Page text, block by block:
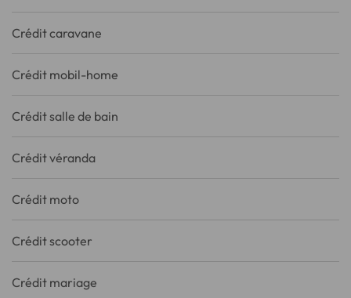
Crédit caravane
Crédit mobil-home
Crédit salle de bain
Crédit véranda
Crédit moto
Crédit scooter
Crédit mariage